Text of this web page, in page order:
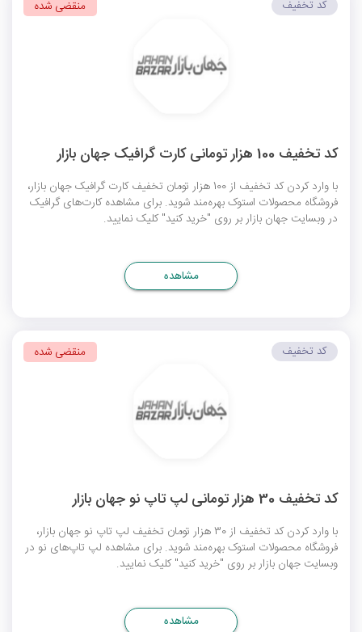
کد تخفیف 100 هزار تومانی کارت گرافیک جهان بازار
با وارد کردن کد تخفیف از 100 هزار تومان تخفیف کارت گرافیک جهان بازار،
فروشگاه محصولات استوک بهره‌مند شوید. برای مشاهده کارت‌های گرافیک
در وبسایت جهان بازار بر روی "خرید کنید" کلیک نمایید.
کد تخفیف منقضی شده
مشاهده
کد تخفیف 30 هزار تومانی لپ تاپ نو جهان بازار
با وارد کردن کد تخفیف از 30 هزار تومان تخفیف لپ تاپ نو جهان بازار،
فروشگاه محصولات استوک بهره‌مند شوید. برای مشاهده لپ تاپ‌‌های نو در
وبسایت جهان بازار بر روی "خرید کنید" کلیک نمایید.
کد تخفیف منقضی شده
مشاهده